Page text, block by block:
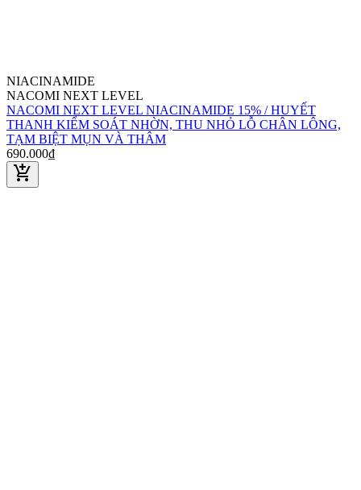
NIACINAMIDE
NACOMI NEXT LEVEL
NACOMI NEXT LEVEL NIACINAMIDE 15% / HUYẾT
THANH KIỂM SOÁT NHỜN, THU NHỎ LỖ CHÂN LÔNG,
TẠM BIỆT MỤN VÀ THÂM
690.000₫
add_shopping_cart